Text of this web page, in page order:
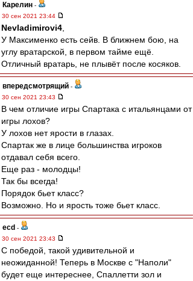
Карелин -
30 сен 2021 23:44
Nevladimirovi4
У Максименко есть сейв. В ближнем бою, на
углу вратарской, в первом тайме ещё.
Отличный вратарь, не плывёт после косяков.
впередсмотрящий -
30 сен 2021 23:43
В чем отличие игры Спартака с итальянцами от
игры лохов?
У лохов нет ярости в глазах.
Спартак же в лице большинства игроков
отдавал себя всего.
Еще раз - молодцы!
Так бы всегда!
Порядок бьет класс?
Возможно. Но и ярость тоже бьет класс.
ecd -
30 сен 2021 23:43
С победой, такой удивительной и
неожиданной! Теперь в Москве с "Наполи"
будет еще интереснее, Спаллетти зол и